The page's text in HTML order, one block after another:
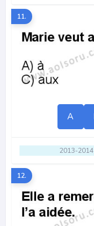
11.
A
2013-2014
12.